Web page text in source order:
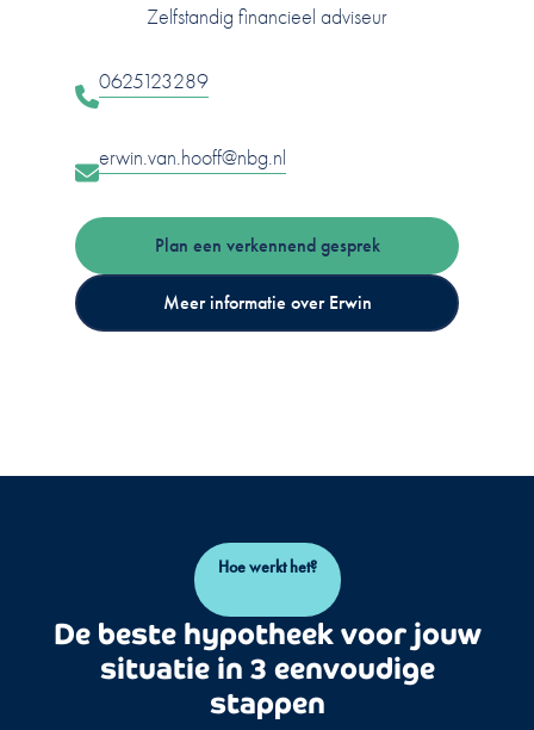
Zelfstandig financieel adviseur
0625123289
erwin.van.hooff@nbg.nl
Plan een verkennend gesprek
Meer informatie over Erwin
Hoe werkt het?
De beste hypotheek voor jouw
situatie in 3 eenvoudige
stappen